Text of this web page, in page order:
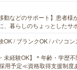
動などのサポート】患者様
、暮らしのちょっとしたサ
OK / ブランクOK / パソコ
未経験OK】＊年齢・学歴
用予定≪資格取得支援制